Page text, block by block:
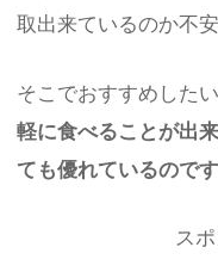
取出来ているのか不
そこでおすすめした
軽に食べることが出
ても優れているのです
ス